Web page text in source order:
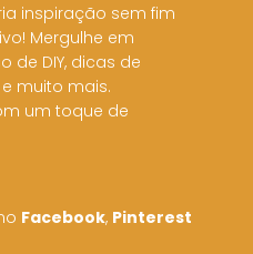
inspiração sem fim
Mergulhe em
de DIY, dicas de
muito mais.
um toque de
Facebook, Pinterest